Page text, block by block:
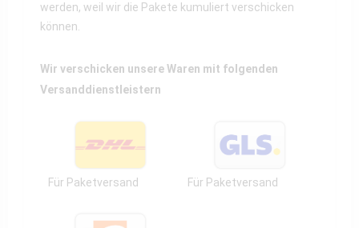
werden, weil wir die Pakete kumuliert verschicken
können.
Wir verschicken unsere Waren mit folgenden
Versanddienstleistern
Für Paketversand Für Paketversand